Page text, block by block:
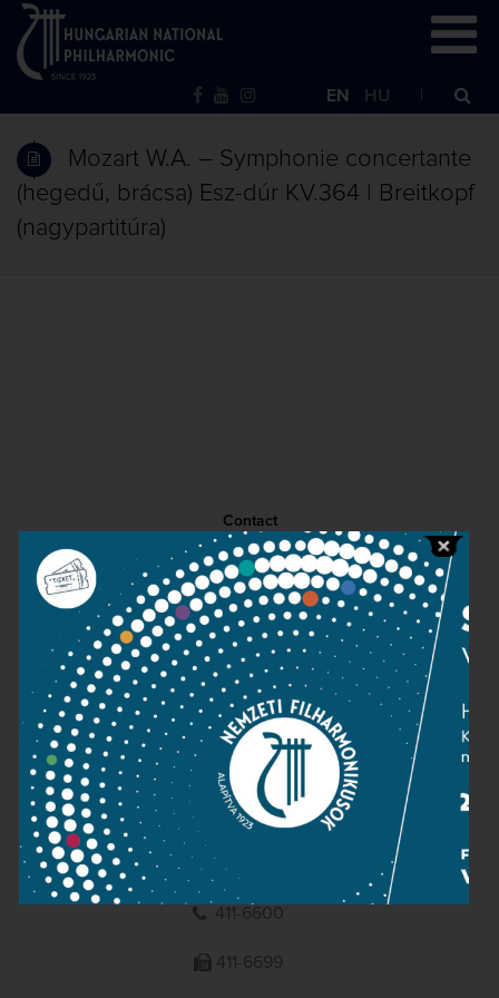
EN HU
Mozart W.A. – Symphonie concertante
(hegedű, brácsa) Esz-dúr KV.364 | Breitkopf
(nagypartitúra)
Contact
Public information
Press room
Terms and privacy
Imprint
NATIONAL PHILHARMONIC
1095 Budapest, Komor Marcell u. 1. (Müpa)
411-6600
411-6699